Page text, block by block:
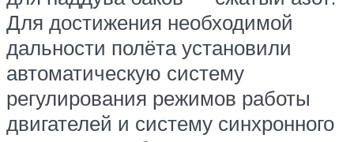
Для достижения необходимой
дальности полёта установили
автоматическую систему
регулирования режимов работы
двигателей и систему синхронного